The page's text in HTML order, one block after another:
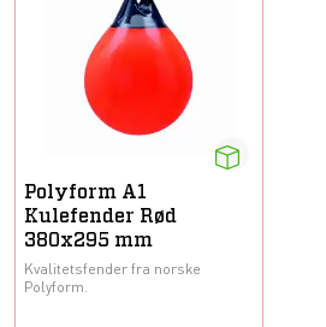
Polyform A1
Kulefender Rød
380x295 mm
Kvalitetsfender fra norske
Polyform.